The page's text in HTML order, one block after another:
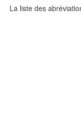
La liste des